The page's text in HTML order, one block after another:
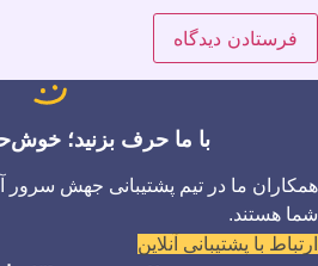
با ما حرف بزنید؛
همکاران ما در تیم پشتیبانی جهش سرور
شما هستند.
ارتباط با پشتیبانی آنلاین